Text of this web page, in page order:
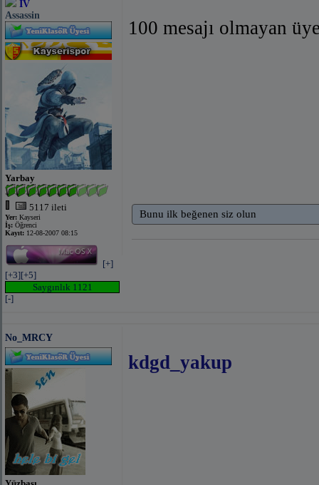
IV
Assassin
Yarbay
5117 ileti
Yer: Kayseri
İş: Öğrenci
Kayıt: 12-08-2007 08:15
[+]
[+3][+5]
Saygınlık 1121
[-]
100 mesajı olmayan
Bunu ilk beğenen siz olun
No_MRCY
kdgd_yakup